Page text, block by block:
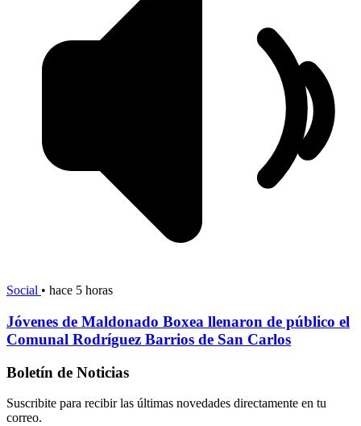
Social • hace 5 horas
Jóvenes de Maldonado Boxea llenaron de público el
Comunal Rodríguez Barrios de San Carlos
Boletín de Noticias
Suscribite para recibir las últimas novedades directamente en tu
correo.